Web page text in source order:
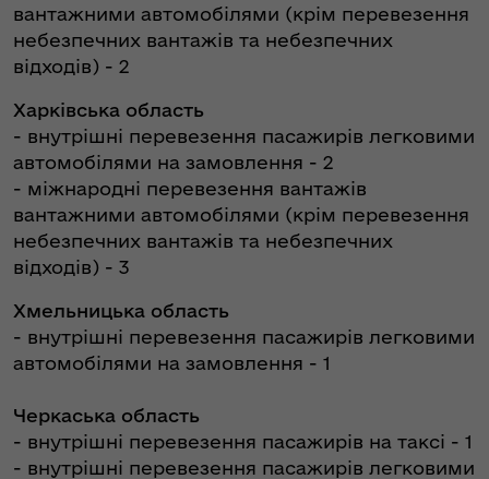
вантажними автомобілями (крім перевезення
небезпечних вантажів та небезпечних
відходів) - 2
Харківська область
- внутрішні перевезення пасажирів легковими
автомобілями на замовлення - 2
- міжнародні перевезення вантажів
вантажними автомобілями (крім перевезення
небезпечних вантажів та небезпечних
відходів) - 3
Хмельницька область
- внутрішні перевезення пасажирів легковими
автомобілями на замовлення - 1
Черкаська область
- внутрішні перевезення пасажирів на таксі - 1
- внутрішні перевезення пасажирів легковими